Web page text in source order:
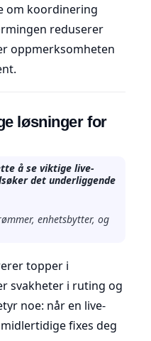
om koordinering
reduserer
oppmerksomheten
løsninger for
å se viktige live-
det underliggende
enhetsbytter, og
topper i
svakheter i ruting og
noe: når en live-
fixes deg